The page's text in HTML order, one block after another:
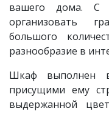
вашего дома. С
организовать
большого
разнообразие в
Шкаф выполнен
присущими ему
выдержанной